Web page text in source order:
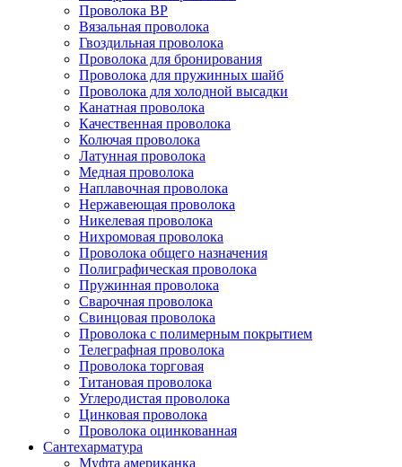
Проволока ВР
Вязальная проволока
Гвоздильная проволока
Проволока для бронирования
Проволока для пружинных шайб
Проволока для холодной высадки
Канатная проволока
Качественная проволока
Колючая проволока
Латунная проволока
Медная проволока
Наплавочная проволока
Нержавеющая проволока
Никелевая проволока
Нихромовая проволока
Проволока общего назначения
Полиграфическая проволока
Пружинная проволока
Сварочная проволока
Свинцовая проволока
Проволока с полимерным покрытием
Телеграфная проволока
Проволока торговая
Титановая проволока
Углеродистая проволока
Цинковая проволока
Проволока оцинкованная
Сантехарматура
Муфта американка